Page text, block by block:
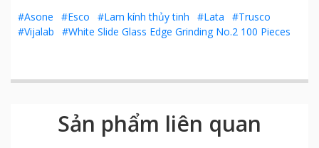
#Asone
#Esco #Lam kính thủy tinh #Lata
#Trusco
#Vijalab
#White Slide Glass Edge Grinding No.2 100 Pieces
Sản phẩm liên quan